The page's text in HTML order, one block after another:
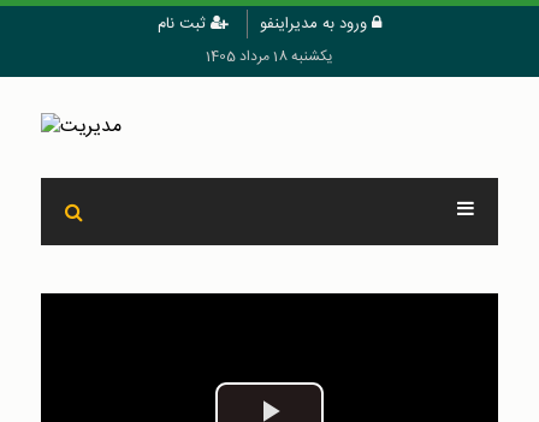
ورود به مدیراینفو ثبت نام
یکشنبه 18 مرداد 1405